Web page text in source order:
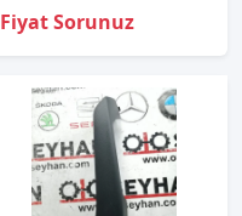
Fiyat Sorunuz